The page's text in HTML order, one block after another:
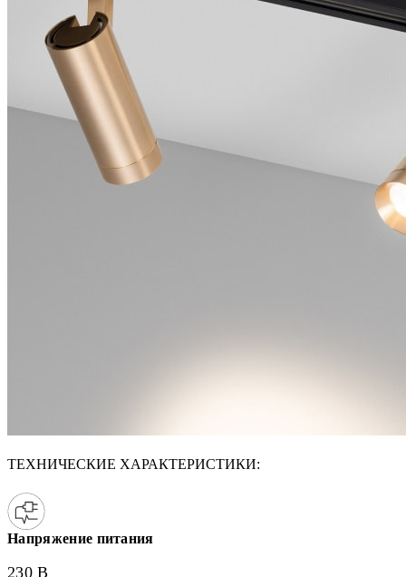
ТЕХНИЧЕСКИЕ ХАРАКТЕРИСТИКИ:
Напряжение питания
230 В